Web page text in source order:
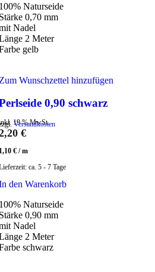
Naturseide
0,70 mm
Nadel
2 Meter
gelb
Wunschzettel hinzufügen
0,90 schwarz
19 % MwSt.
Versandkosten
€
€ /m
ca. 5 - 7 Tage
den Warenkorb
Naturseide
0,90 mm
Nadel
2 Meter
schwarz